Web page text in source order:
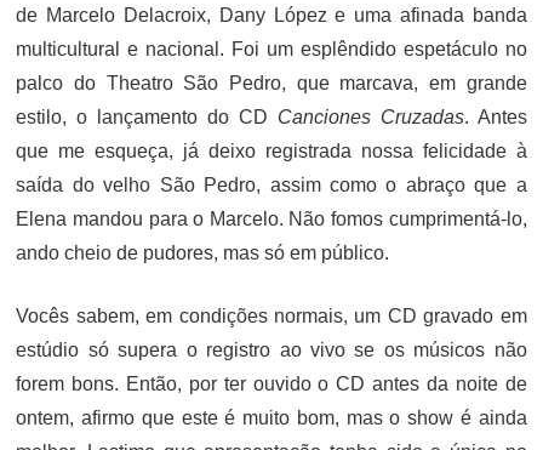
de Marcelo Delacroix, Dany López e uma afinada banda
multicultural e nacional. Foi um esplêndido espetáculo no
palco do Theatro São Pedro, que marcava, em grande
estilo, o lançamento do CD Canciones Cruzadas. Antes
que me esqueça, já deixo registrada nossa felicidade à
saída do velho São Pedro, assim como o abraço que a
Elena mandou para o Marcelo. Não fomos cumprimentá-lo,
ando cheio de pudores, mas só em público.
Vocês sabem, em condições normais, um CD gravado em
estúdio só supera o registro ao vivo se os músicos não
forem bons. Então, por ter ouvido o CD antes da noite de
ontem, afirmo que este é muito bom, mas o show é ainda